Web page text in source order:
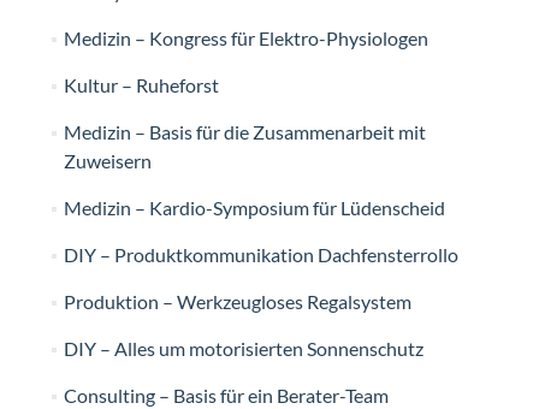
Medizin – Kongress für Elektro-Physiologen
Kultur – Ruheforst
Medizin – Basis für die Zusammenarbeit mit
Zuweisern
Medizin – Kardio-Symposium für Lüdenscheid
DIY – Produktkommunikation Dachfensterrollo
Produktion – Werkzeugloses Regalsystem
DIY – Alles um motorisierten Sonnenschutz
Consulting – Basis für ein Berater-Team